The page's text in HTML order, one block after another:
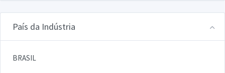
País da Indústria
BRASIL